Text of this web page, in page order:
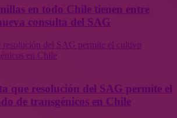
en todo Chile tienen entre
consulta del SAG
resolución del SAG permite el cultivo
en Chile
que resolución del SAG permite el
de transgénicos en Chile